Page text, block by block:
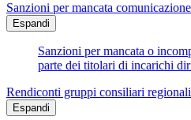
Sanzioni per mancata
Espandi
Sanzioni per mancata o
parte dei titolari di incarichi
Rendiconti gruppi consiliari
Espandi